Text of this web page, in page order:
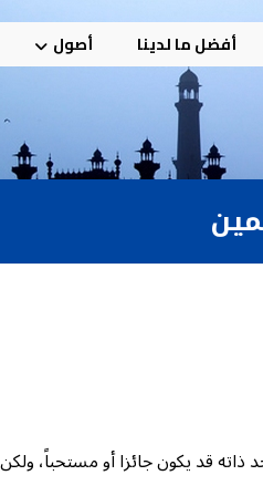
أفضل ما لدينا أصول
قد يكون جائزا أو مستحباً،